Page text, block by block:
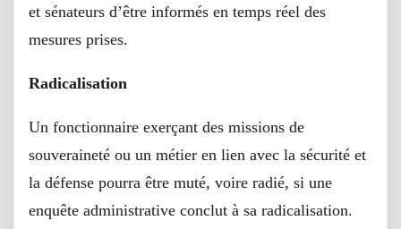
et sénateurs d’être informés en temps réel des
mesures prises.
Radicalisation
Un fonctionnaire exerçant des missions de
souveraineté ou un métier en lien avec la sécurité et
la défense pourra être muté, voire radié, si une
enquête administrative conclut à sa radicalisation.